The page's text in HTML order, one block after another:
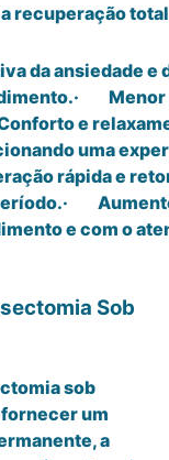
recuperação
da ansiedade e
Menor
e
uma
rápida e
e com o
Sob
sob
um
a